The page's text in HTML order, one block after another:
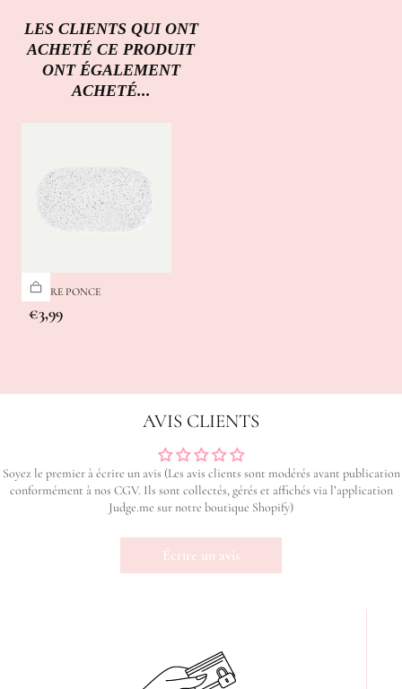
LES CLIENTS QUI ONT
ACHETÉ CE PRODUIT
ONT ÉGALEMENT
ACHETÉ...
PIERRE PONCE
Prix
€3,99
AVIS CLIENTS
Soyez le premier à écrire un avis (Les avis clients sont modérés avant publication
conformément à nos CGV. Ils sont collectés, gérés et affichés via l’application
Judge.me sur notre boutique Shopify)
Écrire un avis